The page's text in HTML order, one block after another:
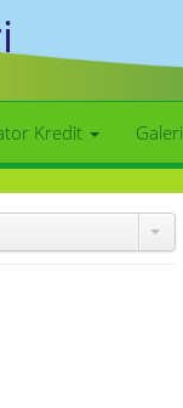
Kredit Galeri